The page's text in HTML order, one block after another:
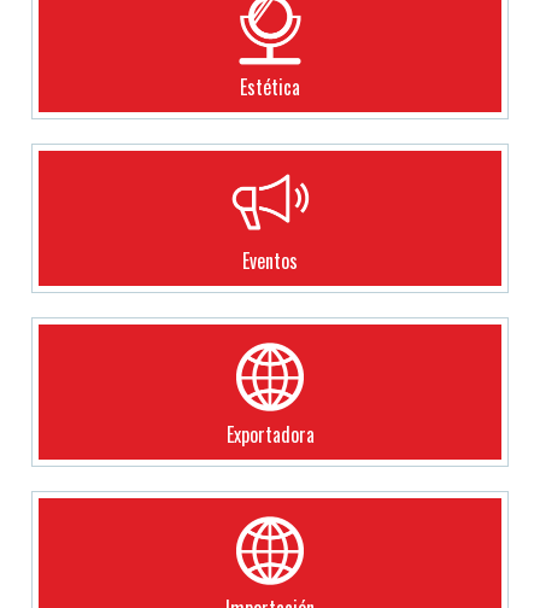
Estética
Eventos
Exportadora